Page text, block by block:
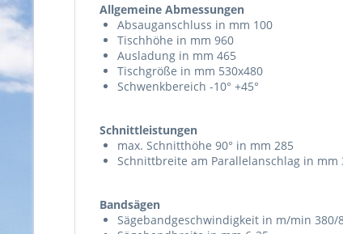
Allgemeine Abmessungen
Absauganschluss in mm 100
Tischhöhe in mm 960
Ausladung in mm 465
Tischgröße in mm 530x480
Schwenkbereich -10° +45°
Schnittleistungen
max. Schnitthöhe 90° in mm 285
Schnittbreite am Parallelanschlag in mm
Bandsägen
Sägebandgeschwindigkeit in m/min 380/